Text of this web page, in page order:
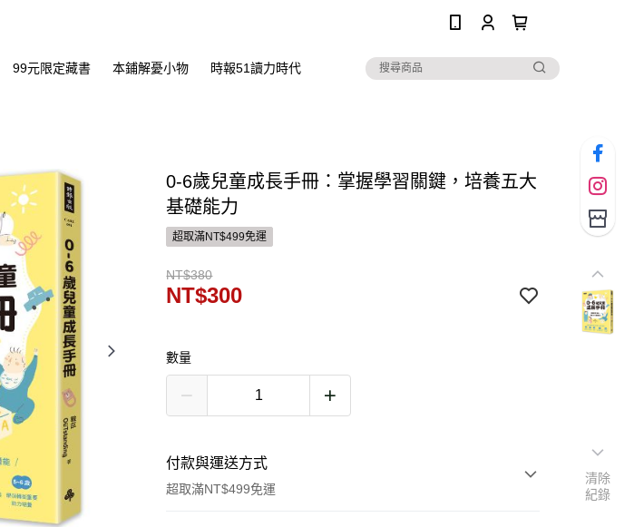
99元限定藏書 本鋪解憂小物 時報51讀力時代
0-6歲兒童成長手冊：掌握學習關鍵，培養五大
基礎能力
超取滿NT$499免運
NT$380
NT$300
數量
付款與運送方式
超取滿NT$499免運
清除
紀錄